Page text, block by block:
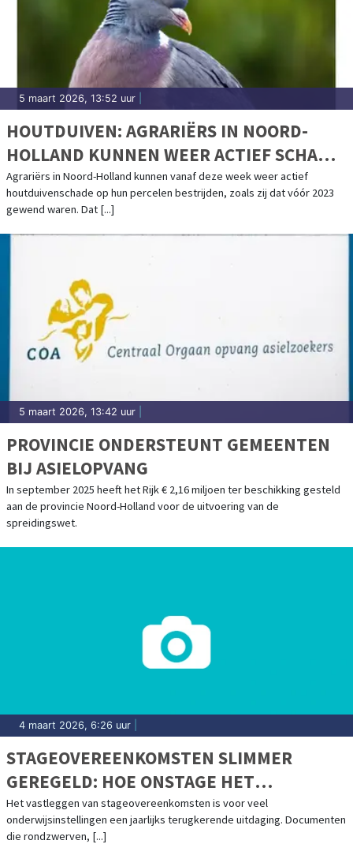
5 maart 2026, 13:52 uur
HOUTDUIVEN: AGRARIËRS IN NOORD-
HOLLAND KUNNEN WEER ACTIEF SCHADE
BESTRIJDEN
Agrariërs in Noord-Holland kunnen vanaf deze week weer actief
houtduivenschade op hun percelen bestrijden, zoals zij dat vóór 2023
gewend waren. Dat [...]
5 maart 2026, 13:42 uur
PROVINCIE ONDERSTEUNT GEMEENTEN
BIJ ASIELOPVANG
In september 2025 heeft het Rijk € 2,16 miljoen ter beschikking gesteld
aan de provincie Noord-Holland voor de uitvoering van de
spreidingswet.
4 maart 2026, 6:26 uur
STAGEOVEREENKOMSTEN SLIMMER
GEREGELD: HOE ONSTAGE HET
VOLLEDIGE PROCES TRANSPARANT
MAAKT
Het vastleggen van stageovereenkomsten is voor veel
onderwijsinstellingen een jaarlijks terugkerende uitdaging. Documenten
die rondzwerven, [...]